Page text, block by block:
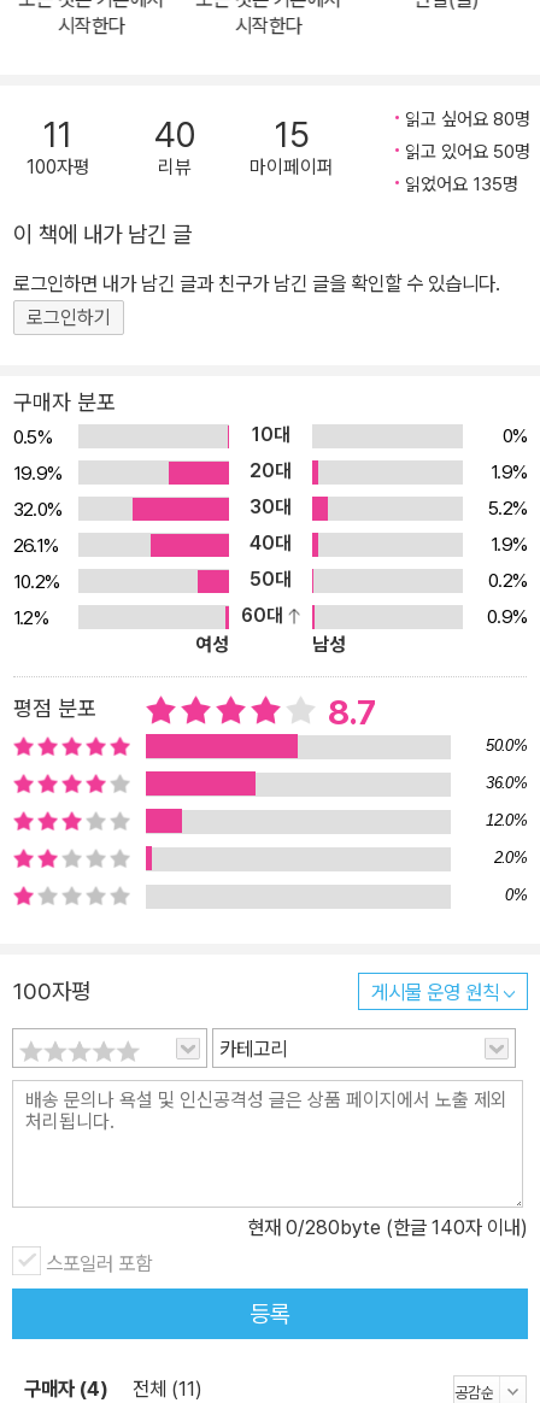
가장 고심한 것은 번역가 선정이었다. 그러나 이 역시 원고와 함께 머
림에 따라, 자신이 꼭 번역하고 싶다며 의뢰를 즉각 수락했다. 출판사
와 검토를 맡은 소설가, 번역가가 의기투합하여 분투한 끝에 2020년
11월, 『완벽한 아이』를 출간했다. 소설가 김영하는 추천의 글을 통해
고 느끼는 모든 이들에게 이 책을 권하고 싶다”고 전했다. “다 널 위한
거야” 완벽한 아이를 만들려던 아버지의 무모한 계획, 하지만 아이는
아버지가 생각한 것만큼 약하지 않다 모드 쥘리앵의 유년은 이해할
아버지는 그녀를 ‘초인’으로 만드는 것이 신성한 의무라고 믿는 광신
도이자, 20세기를 살고 있는 프랑스인임에도 홀로코스트에 대비해
생존의 기술을 배워야 한다고 믿는 강박적 인간이었다. 인간으로서의
약점을 제거한다는 이유로 어린 시절부터 말도 안 되는 훈련을 강요
했으며, 고립시키고 폭압적으로 대했다. 움직이지 않고 몇 분 동안 전
기가 흐르는 울타리를 잡고 있도록 하거나, 어두운 지하실에 앉아 죽
음에 관한 명상을 강요받았다. 일곱 살 때부터 알코올을 마시며 ‘견디
는’ 훈련을 받기도 했다. 오랜 세월이 지나 모드는 그런 아버지를 ‘식
오히려 아버지의 가장 큰 희생자였으므로, 모드가 훈련을 해내지 못
할 때마다 자신에게 돌아올 화살을 걱정하며 나무랄 뿐이었다. 모드
는 따뜻함, 좋은 음식, 우정 등 인간이 누릴 수 있는 어떠한 애정도 받
지 못한 채 자랐다. 그러나 폭압적인 부모도 모드의 강인하고 섬세한
내면을 깨뜨리지는 못했다. 모드는 끝내 스스로의 힘으로 일어섰고,
배웠으며, 생을 사랑했다. 모드는 결국 가부장적 아버지와 방관하는
어머니에 맞서 자기만의 방식으로 투쟁을 시작하는데……
시작한다
시작한다
11
100자평
40
리뷰
15
마이페이퍼
읽고 싶어요 80명
읽고 있어요 50명
읽었어요 135명
이 책에 내가 남긴 글
로그인하면 내가 남긴 글과 친구가 남긴 글을 확인할 수 있습니다.
로그인하기
구매자 분포
0.5% 10대
0%
19.9%
20대
1.9%
32.0%
30대
5.2%
26.1%
40대
1.9%
10.2%
50대
0.2%
1.2%
60대
0.9%
여성
남성
평점 분포 8.7
50.0%
36.0%
12.0%
2.0%
0%
100자평 게시물 운영 원칙
카테고리
현재 0/280byte (한글 140자 이내)
스포일러 포함
등록
구매자 (4) 전체 (11)